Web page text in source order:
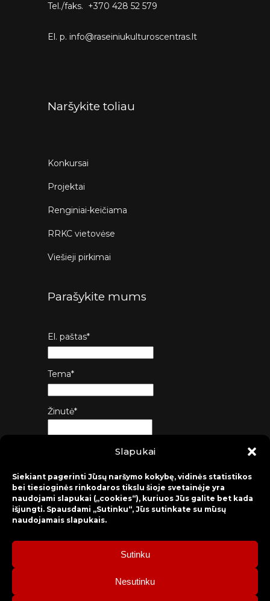
Slapukai
Siekiant pagerinti Jūsų naršymo kokybę, vidinės statistikos
bei tiesioginės rinkodaros tikslu šioje svetainėje yra
naudojami slapukai („cookies“), kuriuos Jūs galite bet kada
išjungti. Spausdami „Sutinku“, Jūs sutinkate su mūsų
naudojamais slapukais.
Sutinku
Nesutinku
Tel./faks. +370 428 52 579
El. p. info@raseiniukulturoscentras.lt
Naršykite toliau
Konkursai
Projektai
Renginiai-keičiama
RRKC vietovėse
Viešieji pirkimai
Parašykite mums
El. paštas*
Tema*
Žinutė*
2026 © Raseinių rajono kultūros centras